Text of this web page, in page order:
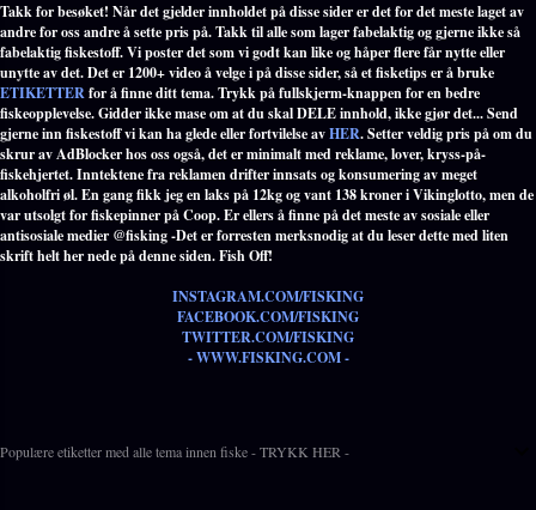
Takk for besøket! Når det gjelder innholdet på disse sider er det for det meste laget av
andre for oss andre å sette pris på. Takk til alle som lager fabelaktig og gjerne ikke så
fabelaktig fiskestoff. Vi poster det som vi godt kan like og håper flere får nytte eller
unytte av det. Det er 1200+ video å velge i på disse sider, så et fisketips er å bruke
ETIKETTERfor å finne ditt tema. Trykk på fullskjerm-knappen for en bedre
fiskeopplevelse. Gidder ikke mase om at du skal DELE innhold, ikke gjør det... Send
gjerne inn fiskestoff vi kan ha glede eller fortvilelse avHER. Setter veldig pris på om du
skrur av AdBlocker hos oss også, det er minimalt med reklame, lover, kryss-på-
fiskehjertet. Inntektene fra reklamen drifter innsats og konsumering av meget
alkoholfri øl. En gang fikk jeg en laks på 12kg og vant 138 kroner i Vikinglotto, men de
var utsolgt for fiskepinner på Coop. Er ellers å finne på det meste av sosiale eller
antisosiale medier @fisking -Det er forresten merksnodig at du leser dette med liten
skrift helt her nede på denne siden. Fish Off!
INSTAGRAM.COM/FISKING
FACEBOOK.COM/FISKING
TWITTER.COM/FISKING
- WWW.FISKING.COM -
Populære etiketter med alle tema innen fiske - TRYKK HER -